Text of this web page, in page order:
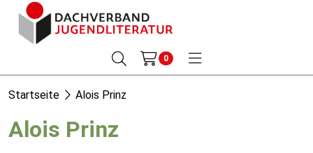
0
Startseite Alois Prinz
Alois Prinz